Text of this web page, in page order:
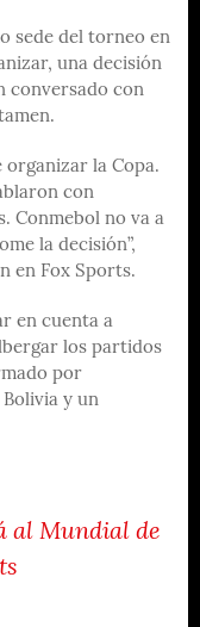
sede del torneo en
una decisión
conversado con
organizar la Copa.
con
Conmebol no va a
la decisión”,
en Fox Sports.
en cuenta a
los partidos
por
Bolivia y un
al Mundial de